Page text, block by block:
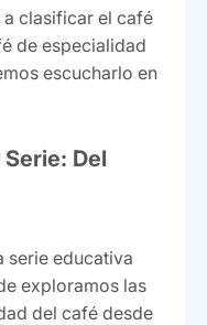
clasificar el café
de especialidad
escucharlo en
Del
serie educativa
exploramos las
del café desde